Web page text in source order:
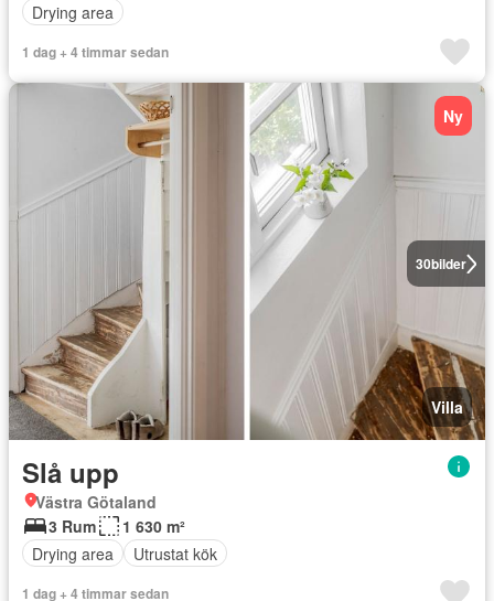
Drying area
1 dag + 4 timmar sedan
30bilder
Ny
Villa
Slå upp
Västra Götaland
3 Rum
1 630 m²
Drying area
Utrustat kök
1 dag + 4 timmar sedan